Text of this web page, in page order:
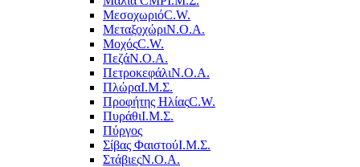
ΜεσοχωριόC.W.
ΜεταξοχώριΝ.Ο.Α.
ΜοχόςC.W.
ΠεζάΝ.Ο.Α.
ΠετροκεφάλιΝ.Ο.Α.
ΠλώραΙ.Μ.Σ.
Προφήτης ΗλίαςC.W.
ΠυράθιΙ.Μ.Σ.
Πύργος
Σίβας ΦαιστούΙ.Μ.Σ.
ΣτάβιεςΝ.Ο.Α.